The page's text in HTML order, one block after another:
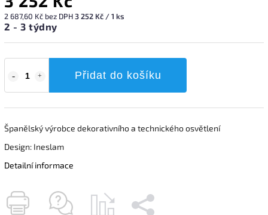
2 687,60 Kč bez DPH3 252 Kč / 1 ks
2 - 3 týdny
Přidat do košíku
Španělský výrobce dekorativního a technického osvětlení
Design: Ineslam
Detailní informace